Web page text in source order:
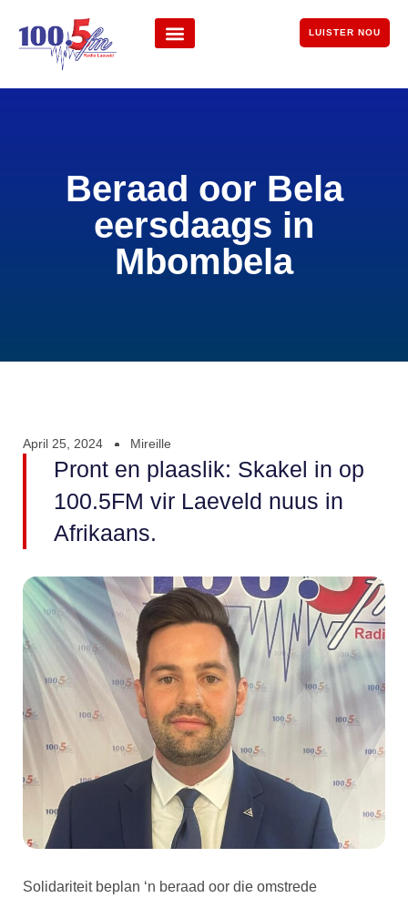
LUISTER NOU
Beraad oor Bela
eersdaags in
Mbombela
April 25, 2024 Mireille
Pront en plaaslik: Skakel in op
100.5FM vir Laeveld nuus in
Afrikaans.
Solidariteit beplan ‘n beraad oor die omstrede